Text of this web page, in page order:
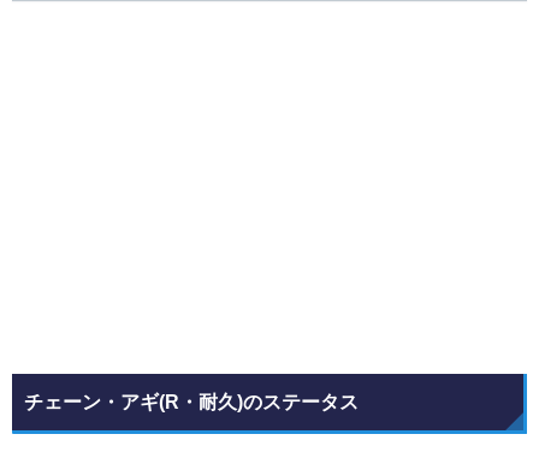
チェーン・アギ(R・耐久)のステータス